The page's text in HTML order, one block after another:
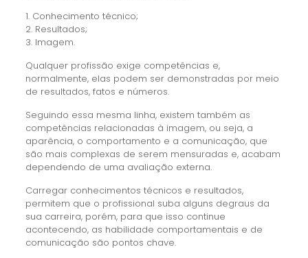
1. Conhecimento técnico;
2. Resultados;
3. Imagem.
Qualquer profissão exige competências e,
normalmente, elas podem ser demonstradas por meio
de resultados, fatos e números.
Seguindo essa mesma linha, existem também as
competências relacionadas à imagem, ou seja, a
aparência, o comportamento e a comunicação, que
são mais complexas de serem mensuradas e, acabam
dependendo de uma avaliação externa.
Carregar conhecimentos técnicos e resultados,
permitem que o profissional suba alguns degraus da
sua carreira, porém, para que isso continue
acontecendo, as habilidade comportamentais e de
comunicação são pontos chave.